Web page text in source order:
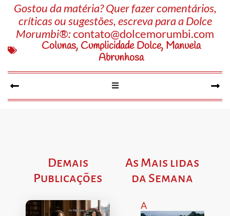
Gostou da matéria? Quer fazer comentários,
críticas ou sugestões, escreva para a Dolce
Morumbi®:contato@dolcemorumbi.com
Colunas, Cumplicidade Dolce, Manuela
Abrunhosa
Demais
Publicações
As Mais lidas
da Semana
A